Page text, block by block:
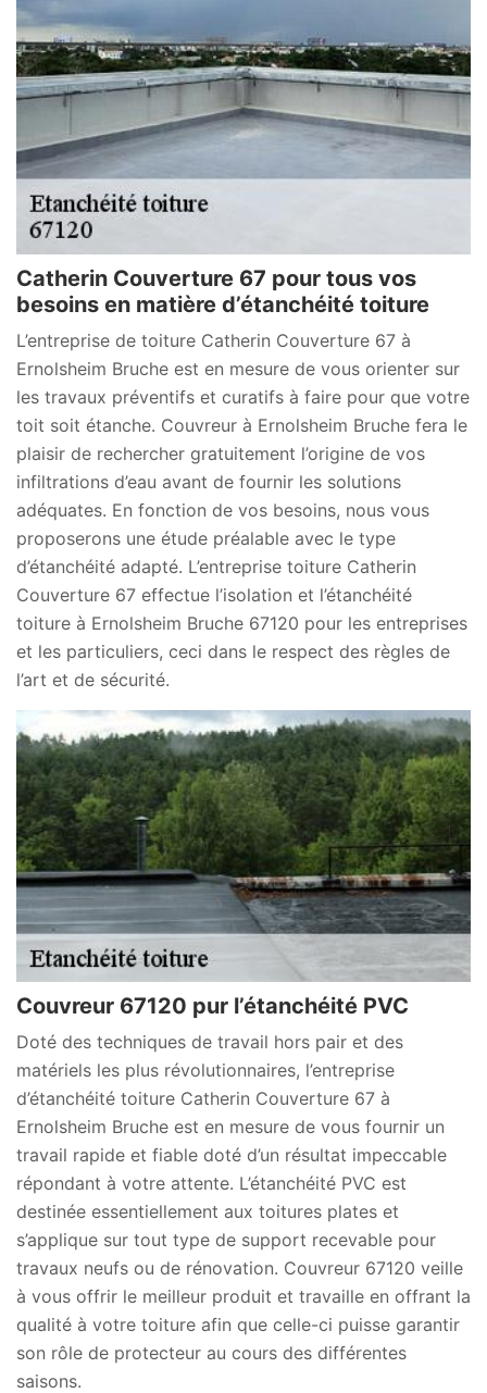
Catherin Couverture 67 pour tous vos
besoins en matière d’étanchéité toiture
L’entreprise de toiture Catherin Couverture 67 à
Ernolsheim Bruche est en mesure de vous orienter sur
les travaux préventifs et curatifs à faire pour que votre
toit soit étanche. Couvreur à Ernolsheim Bruche fera le
plaisir de rechercher gratuitement l’origine de vos
infiltrations d’eau avant de fournir les solutions
adéquates. En fonction de vos besoins, nous vous
proposerons une étude préalable avec le type
d’étanchéité adapté. L’entreprise toiture Catherin
Couverture 67 effectue l’isolation et l’étanchéité
toiture à Ernolsheim Bruche 67120 pour les entreprises
et les particuliers, ceci dans le respect des règles de
l’art et de sécurité.
Couvreur 67120 pur l’étanchéité PVC
Doté des techniques de travail hors pair et des
matériels les plus révolutionnaires, l’entreprise
d’étanchéité toiture Catherin Couverture 67 à
Ernolsheim Bruche est en mesure de vous fournir un
travail rapide et fiable doté d’un résultat impeccable
répondant à votre attente. L’étanchéité PVC est
destinée essentiellement aux toitures plates et
s’applique sur tout type de support recevable pour
travaux neufs ou de rénovation. Couvreur 67120 veille
à vous offrir le meilleur produit et travaille en offrant la
qualité à votre toiture afin que celle-ci puisse garantir
son rôle de protecteur au cours des différentes
saisons.